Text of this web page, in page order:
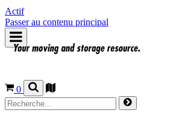
Actif
Passer au contenu principal
0